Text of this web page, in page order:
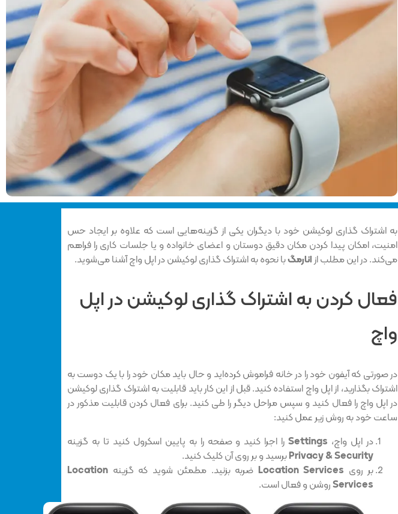
به اشتراک گذاری لوکیشن خود با دیگران یکی از گزینه‌هایی است که علاوه بر ایجاد حس
امنیت، امکان پیدا کردن مکان دقیق دوستان و اعضای خانواده و یا جلسات کاری را فراهم
می‌کند. در این مطلب ازانارمگبا نحوه به اشتراک گذاری لوکیشن در اپل واچ آشنا می‌شوید.
فعال کردن به اشتراک گذاری لوکیشن در اپل
واچ
در صورتی که آیفون خود را در خانه فراموش کرده‌اید و حال باید مکان خود را با یک دوست به
اشتراک بگذارید، از اپل واچ استفاده کنید. قبل از این کار باید قابلیت به اشتراک گذاری لوکیشن
در اپل واچ را فعال کنید و سپس مراحل دیگر را طی کنید. برای فعال کردن قابلیت مذکور در
ساعت خود به روش زیر عمل کنید:
در اپل واچ، Settingsرا اجرا کنید و صفحه را به پایین اسکرول کنید تا به گزینه
Privacy & Securityبرسید و بر روی آن کلیک کنید.
بر روی Location Services ضربه بزنید. مطمئن شوید که گزینه Location
Servicesروشن و فعال است.